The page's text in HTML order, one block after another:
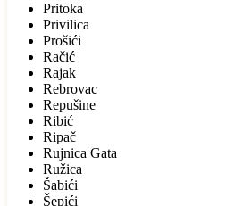
Pritoka
Privilica
Prošići
Račić
Rajak
Rebrovac
Repušine
Ribić
Ripač
Rujnica Gata
Ružica
Šabići
Šepići